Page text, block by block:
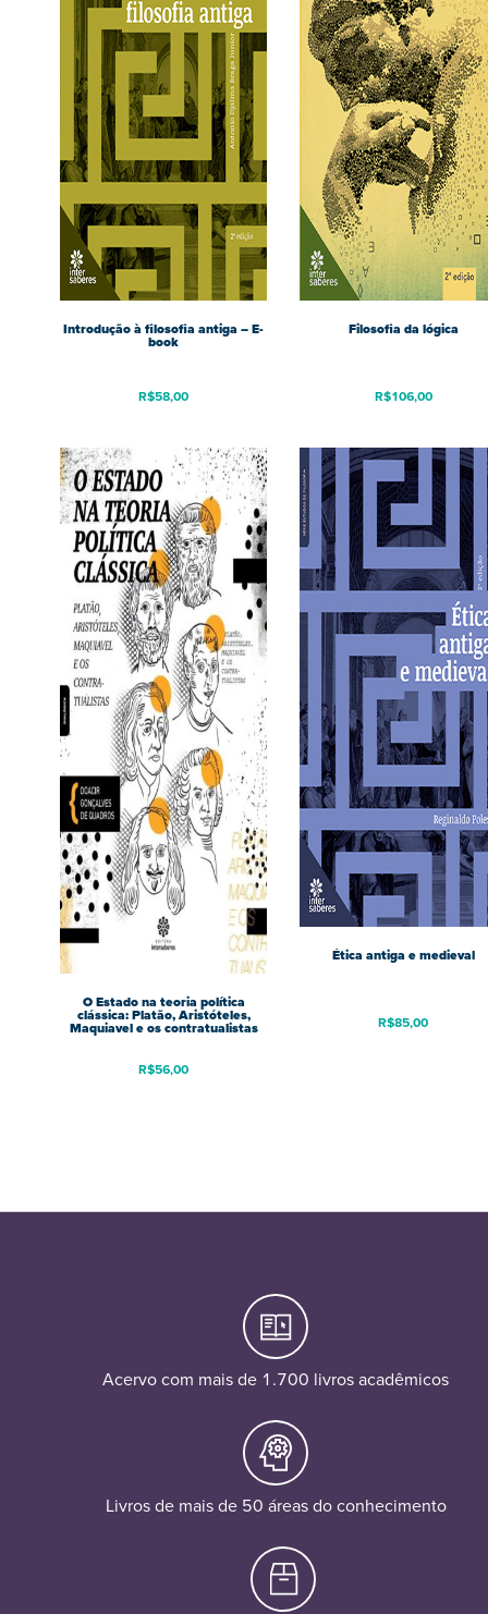
Introdução à filosofia antiga – E-
book
R$58,00
Filosofia da lógica
R$106,00
O Estado na teoria política
clássica: Platão, Aristóteles,
Maquiavel e os contratualistas
R$56,00
Ética antiga e medieval
R$85,00
Acervo com mais de 1.700 livros acadêmicos
Livros de mais de 50 áreas do conhecimento